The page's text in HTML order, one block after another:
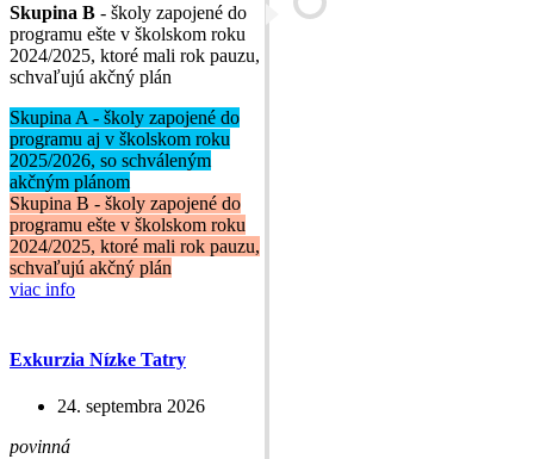
Skupina B - školy zapojené do
programu ešte v školskom roku
2024/2025, ktoré mali rok pauzu,
schvaľujú akčný plán
Skupina A - školy zapojené do
programu aj v školskom roku
2025/2026, so schváleným
akčným plánom
Skupina B - školy zapojené do
programu ešte v školskom roku
2024/2025, ktoré mali rok pauzu,
schvaľujú akčný plán
viac info
Exkurzia Nízke Tatry
24. septembra 2026
povinná